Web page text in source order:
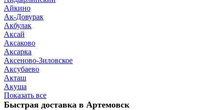
Айкино
Ак-Довурак
Акбулак
Аксай
Аксаково
Аксарка
Аксеново-Зиловское
Аксубаево
Акташ
Акуша
Показать все
Быстрая доставка в Артемовск